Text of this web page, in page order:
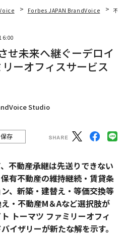
Forbes JAPAN BrandVoice 不動
せ未来へ継ぐーデロイ
ーオフィスサービス
Studio
存
不動産承継は先送りできない
有不動産の維持継続・賃貸条
、新築・建替え・等価交換等
・不動産М＆Aなど選択肢が
トーマツ ファミリーオフィ
イザリーが新たな解を示す。